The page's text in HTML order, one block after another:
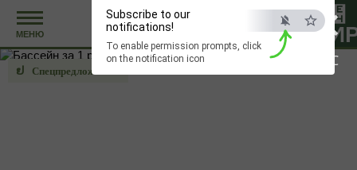
×
ESC
Subscribe to our
notifications!
To enable permission prompts, click
on the notification icon
МЕНЮ
Спецпредложения
Главная
—